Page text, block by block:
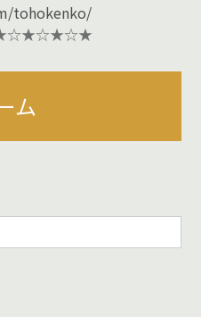
tohokenko/
ム